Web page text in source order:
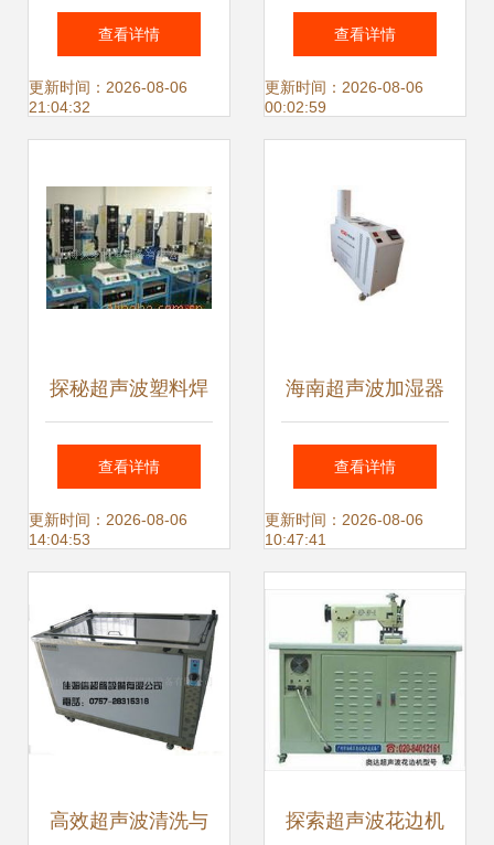
点焊机 提升生产效
率的核心利器
查看详情
更新时间：2026-08-06
21:04:32
波清洗行业纯水设
备 自动化机械化解
趋势
查看详情
更新时间：2026-08-06
00:02:59
探秘超声波塑料焊
接机 高效焊接的利
器与行业应用解析
查看详情
更新时间：2026-08-06
14:04:53
海南超声波加湿器
供应厂家 好用的超
声波加湿器德诚信
环保设备供应
查看详情
更新时间：2026-08-06
10:47:41
高效超声波清洗与 探索超声波花边机